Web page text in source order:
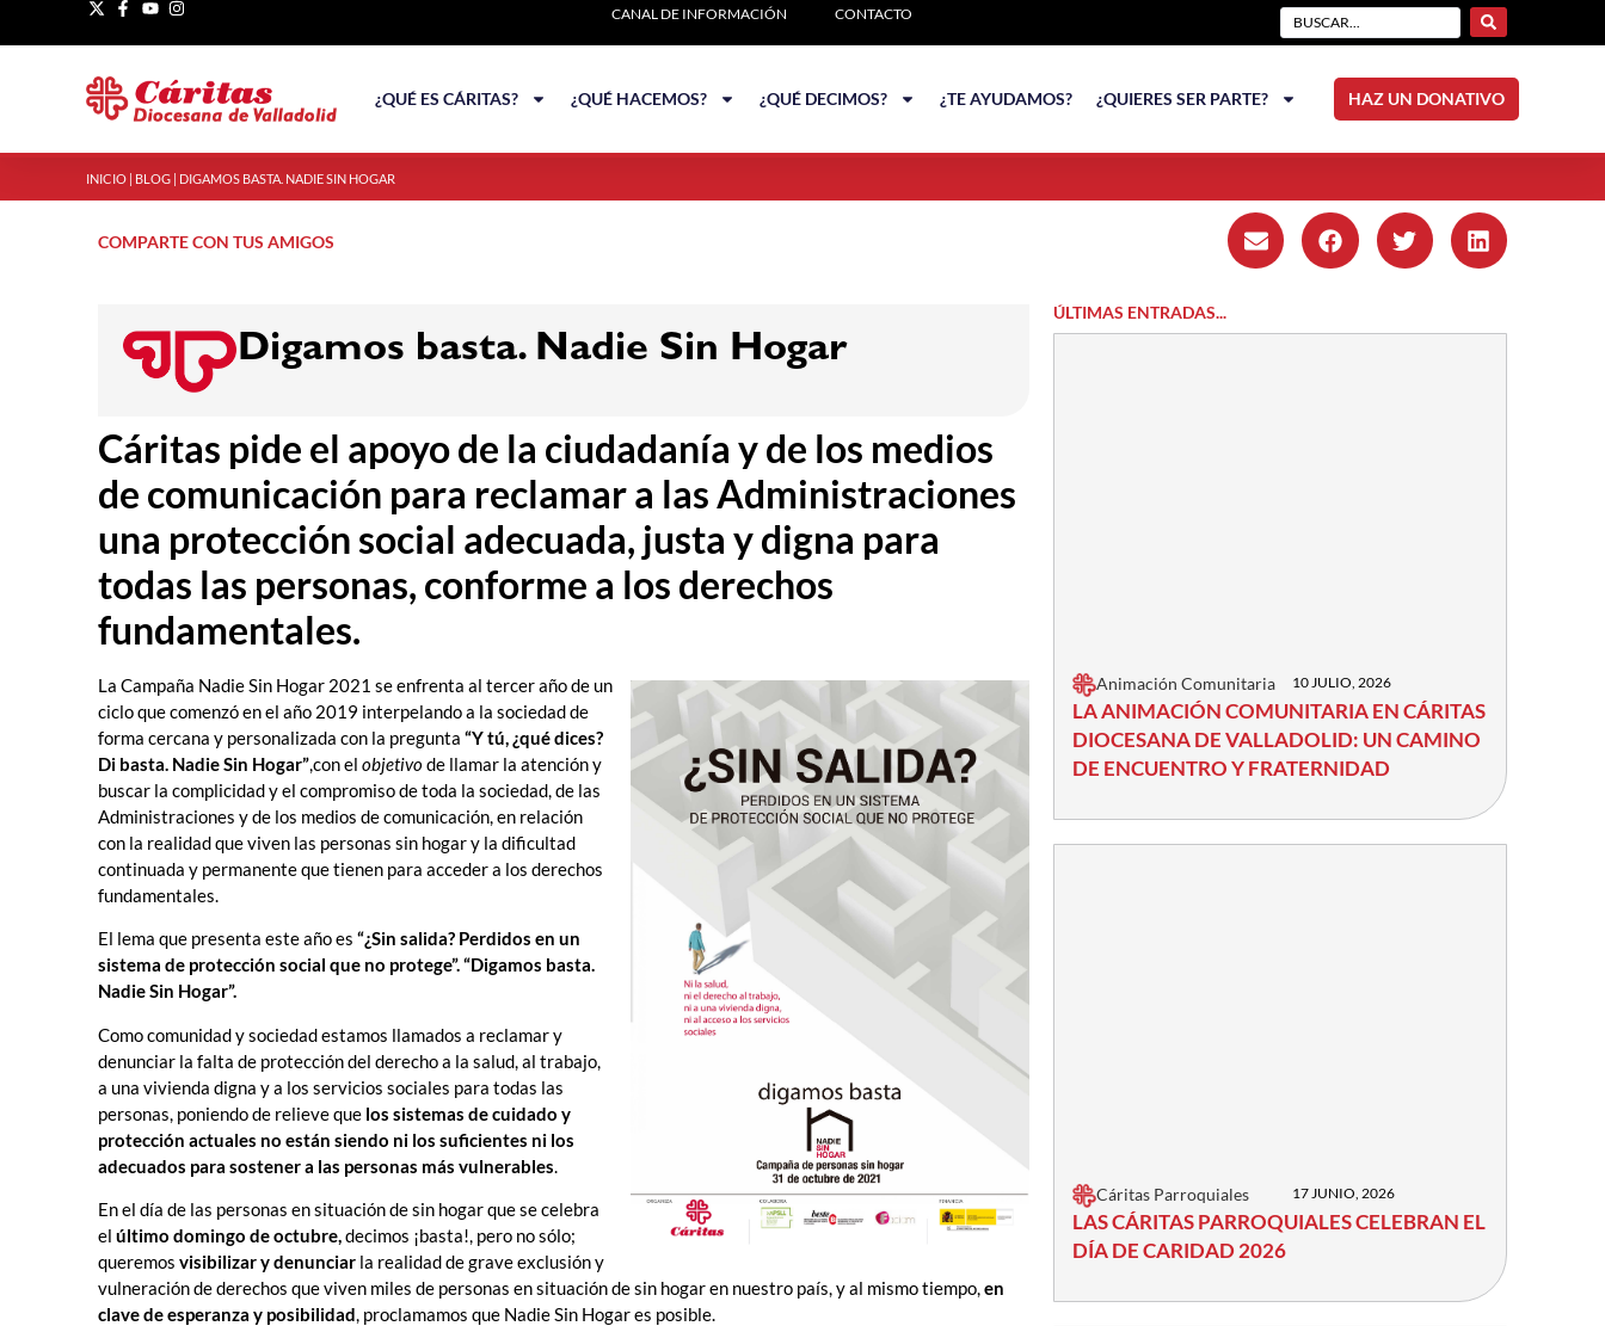
CANAL DE INFORMACIÓN CONTACTO
¿QUÉ ES CÁRITAS? ¿QUÉ HACEMOS? ¿QUÉ DECIMOS? ¿TE AYUDAMOS? ¿QUIERES SER PARTE? HAZ UN DONATIVO
INICIO | BLOG | DIGAMOS BASTA. NADIE SIN HOGAR
COMPARTE CON TUS AMIGOS
Digamos basta. Nadie Sin Hogar
Cáritas pide el apoyo de la ciudadanía y de los medios
de comunicación para reclamar a las Administraciones
una protección social adecuada, justa y digna para
todas las personas, conforme a los derechos
fundamentales.
La Campaña Nadie Sin Hogar 2021 se enfrenta al tercer año de un
ciclo que comenzó en el año 2019 interpelando a la sociedad de
forma cercana y personalizada con la pregunta “Y tú, ¿qué dices?
Di basta. Nadie Sin Hogar”,con el objetivode llamar la atención y
buscar la complicidad y el compromiso de toda la sociedad, de las
Administraciones y de los medios de comunicación, en relación
con la realidad que viven las personas sin hogar y la dificultad
continuada y permanente que tienen para acceder a los derechos
fundamentales.
El lema que presenta este año es “¿Sin salida? Perdidos en un
sistema de protección social que no protege”. “Digamos basta.
Nadie Sin Hogar”.
Como comunidad y sociedad estamos llamados a reclamar y
denunciar la falta de protección del derecho a la salud, al trabajo,
a una vivienda digna y a los servicios sociales para todas las
personas, poniendo de relieve que los sistemas de cuidado y
protección actuales no están siendo ni los suficientes ni los
adecuados para sostener a las personas más vulnerables
En el día de las personas en situación de sin hogar que se celebra
el último domingo de octubre,decimos ¡basta!, pero no sólo;
queremos visibilizar y denunciar la realidad de grave exclusión y
vulneración de derechos que viven miles de personas en situación de sin hogar en nuestro país, y al mismo tiempo,en
clave de esperanza y posibilidad, proclamamos que Nadie Sin Hogar es posible.
ÚLTIMAS ENTRADAS...
Animación Comunitaria 10 JULIO, 2026
LA ANIMACIÓN COMUNITARIA EN CÁRITAS
DIOCESANA DE VALLADOLID: UN CAMINO
DE ENCUENTRO Y FRATERNIDAD
Cáritas Parroquiales 17 JUNIO, 2026
LAS CÁRITAS PARROQUIALES CELEBRAN EL
DÍA DE CARIDAD 2026